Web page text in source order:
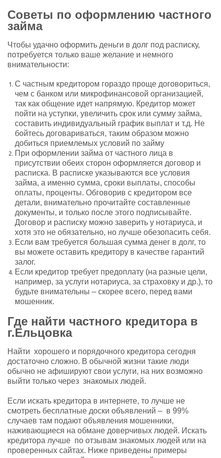
Советы по оформлению частного
займа
Чтобы удачно оформить деньги в долг под расписку,
потребуется только ваше желание и немного
внимательности:
С частным кредитором гораздо проще договориться,
чем с банком или микрофинансовой организацией,
так как общение идет напрямую. Кредитор может
пойти на уступки, увеличить срок или сумму займа,
составить индивидуальный график выплат и т.д. Не
бойтесь договариваться, таким образом можно
добиться приемлемых условий по займу
При оформлении займа от частного лица в
присутствии обеих сторон оформляется договор и
расписка. В расписке указываются все условия
займа, а именно сумма, сроки выплаты, способы
оплаты, проценты. Обговорив с кредитором все
детали, внимательно прочитайте составленные
документы, и только после этого подписывайте.
Договор и расписку можно заверить у нотариуса, и
хотя это не обязательно, но лучше обезопасить себя.
Если вам требуется большая сумма денег в долг, то
вы можете оставить кредитору в качестве гарантий
залог.
Если кредитор требует предоплату (на разные цели,
например, за услуги нотариуса, за страховку и др.), то
будьте внимательны – скорее всего, перед вами
мошенник.
Где найти частного кредитора в
г.Ельцовка
Найти хорошего и порядочного кредитора сегодня
достаточно сложно. В обычной жизни такие люди
обычно не афишируют свои услуги, на них возможно
выйти только через знакомых людей.
Если искать кредитора в интернете, то лучше не
смотреть бесплатные доски объявлений – в 99%
случаев там подают объявления мошенники,
наживающиеся на обмане доверчивых людей. Искать
кредитора лучше по отзывам знакомых людей или на
проверенных сайтах. Ниже приведены примеры